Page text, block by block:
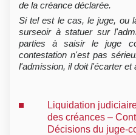
de la créance déclarée.
Si tel est le cas, le juge, ou
surseoir à statuer sur
parties à saisir le juge
contestation n'est pas
l'admission, il doit l'écarter et
Liquidation
des créances –
Décisions du juge-